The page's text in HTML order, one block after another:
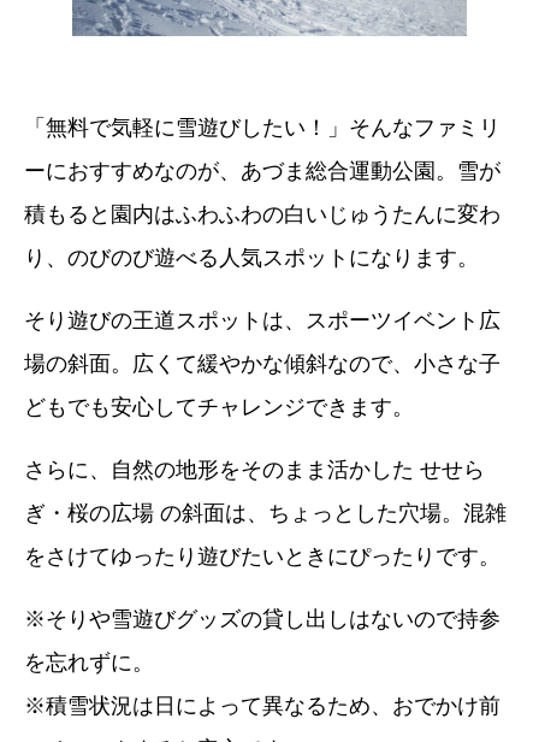
「無料で気軽に雪遊びしたい！」そんなファミリ
ーにおすすめなのが、あづま総合運動公園。雪が
積もると園内はふわふわの白いじゅうたんに変わ
り、のびのび遊べる人気スポットになります。
そり遊びの王道スポットは、スポーツイベント広
場の斜面。広くて緩やかな傾斜なので、小さな子
どもでも安心してチャレンジできます。
さらに、自然の地形をそのまま活かした せせら
ぎ・桜の広場 の斜面は、ちょっとした穴場。混雑
をさけてゆったり遊びたいときにぴったりです。
※そりや雪遊びグッズの貸し出しはないので持参
を忘れずに。
※積雪状況は日によって異なるため、おでかけ前